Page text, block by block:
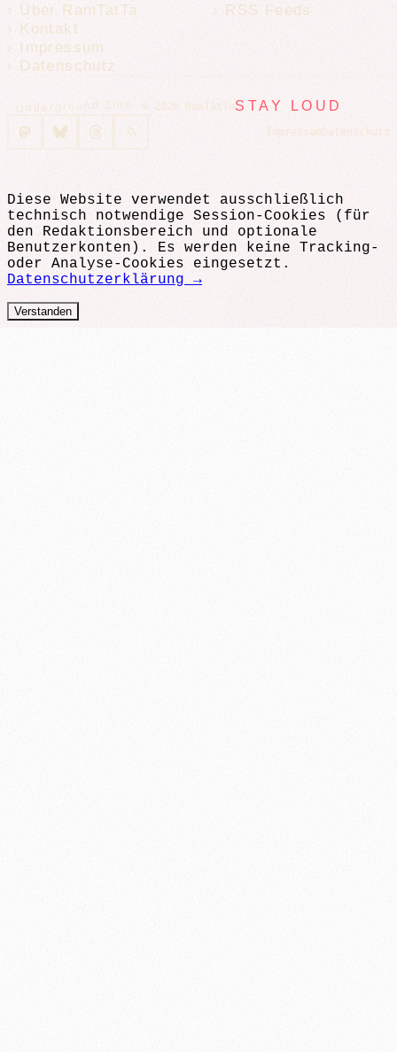
Über RamTatTa
Kontakt
Impressum
Datenschutz
RSS Feeds
Underground Zine © 2026 RamTatTaSTAY LOUD
Impressum Datenschutz
Diese Website verwendet ausschließlich
technisch notwendige Session-Cookies (für
den Redaktionsbereich und optionale
Benutzerkonten). Es werden keine Tracking-
oder Analyse-Cookies eingesetzt.
Datenschutzerklärung →
Verstanden